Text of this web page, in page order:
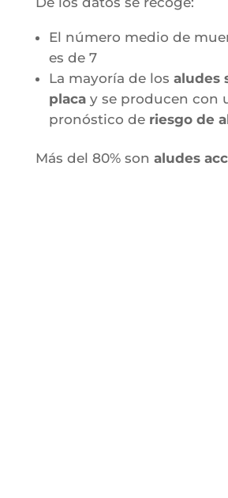
El número medio de
es de 7
La mayoría de los aludes
placay se producen con
pronóstico de riesgo de
Más del 80% son aludes